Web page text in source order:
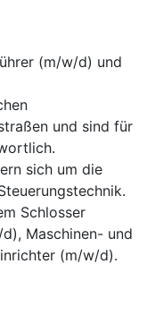
(m/w/d) und
und sind für
sich um die
Schlosser
Maschinen- und
(m/w/d).